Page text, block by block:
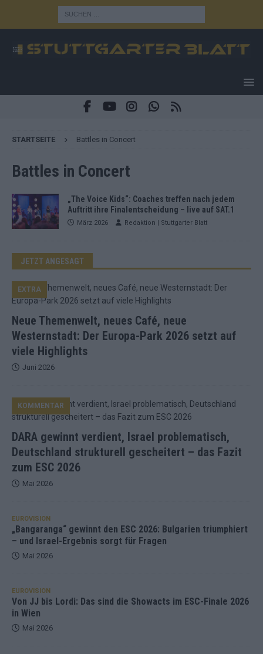
STARTSEITE Battles in Concert
Battles in Concert
„The Voice Kids“: Coaches treffen nach jedem
Auftritt ihre Finalentscheidung – live auf SAT.1
März 2026 Redaktion | Stuttgarter Blatt
JETZT ANGESAGT
Neue Themenwelt, neues Café, neue
Westernstadt: Der Europa-Park 2026 setzt auf
viele Highlights
EXTRA
Juni 2026
DARA gewinnt verdient, Israel problematisch,
Deutschland strukturell gescheitert – das Fazit
zum ESC 2026
KOMMENTAR
Mai 2026
EUROVISION
„Bangaranga“ gewinnt den ESC 2026: Bulgarien triumphiert
– und Israel-Ergebnis sorgt für Fragen
Mai 2026
EUROVISION
Von JJ bis Lordi: Das sind die Showacts im ESC-Finale 2026
in Wien
Mai 2026